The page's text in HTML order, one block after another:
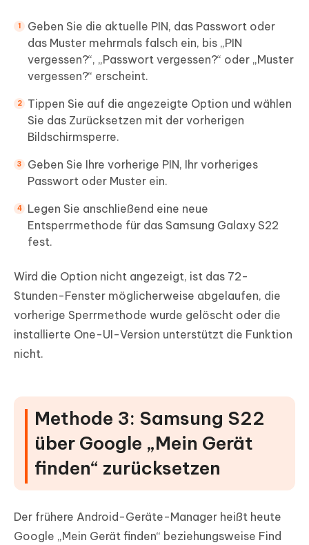
Geben Sie die aktuelle PIN, das Passwort oder
das Muster mehrmals falsch ein, bis „PIN
vergessen?“, „Passwort vergessen?“ oder „Muster
vergessen?“ erscheint.
Tippen Sie auf die angezeigte Option und wählen
Sie das Zurücksetzen mit der vorherigen
Bildschirmsperre.
Geben Sie Ihre vorherige PIN, Ihr vorheriges
Passwort oder Muster ein.
Legen Sie anschließend eine neue
Entsperrmethode für das Samsung Galaxy S22
fest.
Wird die Option nicht angezeigt, ist das 72-
Stunden-Fenster möglicherweise abgelaufen, die
vorherige Sperrmethode wurde gelöscht oder die
installierte One-UI-Version unterstützt die Funktion
nicht.
Methode 3: Samsung S22
über Google „Mein Gerät
finden“ zurücksetzen
Der frühere Android-Geräte-Manager heißt heute
Google „Mein Gerät finden“ beziehungsweise Find